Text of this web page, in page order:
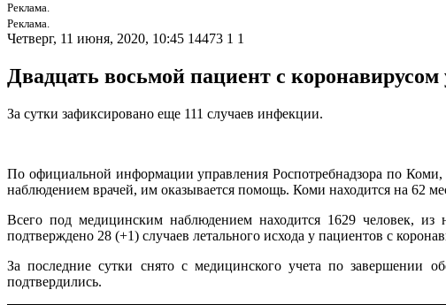
Реклама.
Реклама.
Четверг, 11 июня, 2020, 10:45 14473 1 1
Двадцать восьмой пациент с
За сутки зафиксировано еще 111 случаев инфекции.
По официальной информации управления Роспотребнадзора по
наблюдением врачей, им оказывается помощь. Коми находится на 62
Всего под медицинским наблюдением находится 1629 человек,
подтверждено 28 (+1) случаев летального исхода у пациентов с
За последние сутки снято с медицинского учета по завершении
подтвердились.